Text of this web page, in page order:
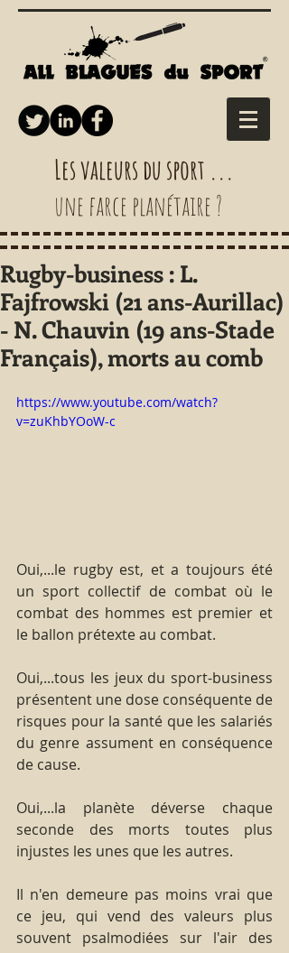
Les valeurs du sport ...
une farce planétaire ?
Rugby-business : L.
Fajfrowski (21 ans-Aurillac)
- N. Chauvin (19 ans-Stade
Français), morts au comb
https://www.youtube.com/watch?
v=zuKhbYOoW-c
Oui,...le rugby est, et a toujours été
un sport collectif de combat où le
combat des hommes est premier et
le ballon prétexte au combat.
Oui,...tous les jeux du sport-business
présentent une dose conséquente de
risques pour la santé que les salariés
du genre assument en conséquence
de cause.
Oui,...la planète déverse chaque
seconde des morts toutes plus
injustes les unes que les autres.
Il n'en demeure pas moins vrai que
ce jeu, qui vend des valeurs plus
souvent psalmodiées sur l'air des